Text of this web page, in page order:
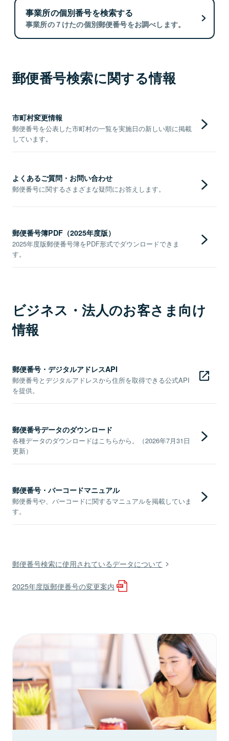
事業所の個別番号を検索する
事業所の７けたの個別郵便番号をお調べします。
郵便番号検索に関する情報
市町村変更情報
郵便番号を公表した市町村の一覧を実施日の新しい順に掲載
しています。
よくあるご質問・お問い合わせ
郵便番号に関するさまざまな疑問にお答えします。
郵便番号簿PDF（2025年度版）
2025年度版郵便番号簿をPDF形式でダウンロードできま
す。
ビジネス・法人のお客さま向け
情報
郵便番号・デジタルアドレスAPI
郵便番号とデジタルアドレスから住所を取得できる公式API
を提供。
郵便番号データのダウンロード
各種データのダウンロードはこちらから。（2026年7月31日
更新）
郵便番号・バーコードマニュアル
郵便番号や、バーコードに関するマニュアルを掲載していま
す。
郵便番号検索に使用されているデータについて
2025年度版郵便番号の変更案内